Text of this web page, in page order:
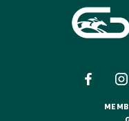
AS A COUPLE
AS A COUPLE
CORPORATE EVENTS